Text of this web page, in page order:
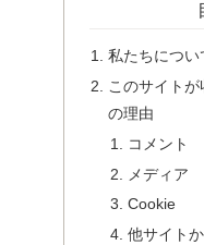
私たちについ
このサイト
の理由
コメント
メディア
Cookie
他サイト